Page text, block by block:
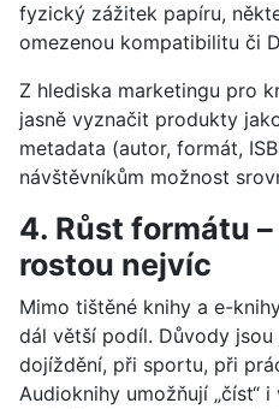
fyzický zážitek papíru,
omezenou kompatibilitu či
Z hlediska marketingu pro
jasně vyznačit produkty
metadata (autor, formát,
návštěvníkům možnost
4. Růst formátu
rostou nejvíc
Mimo tištěné knihy a e-
dál větší podíl. Důvody jsou
dojíždění, při sportu, při
Audioknihy umožňují „číst“